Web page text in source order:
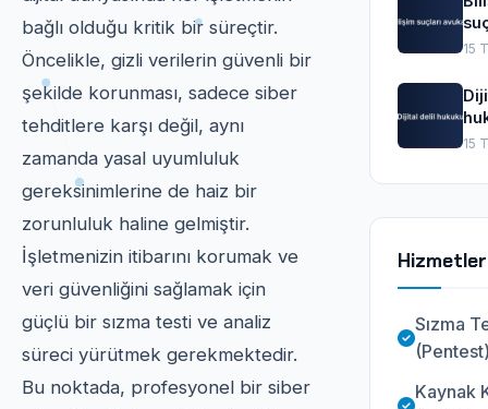
bağlı olduğu kritik bir süreçtir.
Öncelikle, gizli verilerin güvenli bir
şekilde korunması, sadece siber
tehditlere karşı değil, aynı
zamanda yasal uyumluluk
gereksinimlerine de haiz bir
zorunluluk haline gelmiştir.
İşletmenizin itibarını korumak ve
veri güvenliğini sağlamak için
güçlü bir sızma testi ve analiz
süreci yürütmek gerekmektedir.
Bu noktada, profesyonel bir siber
15
15
Sızma
Kaynak